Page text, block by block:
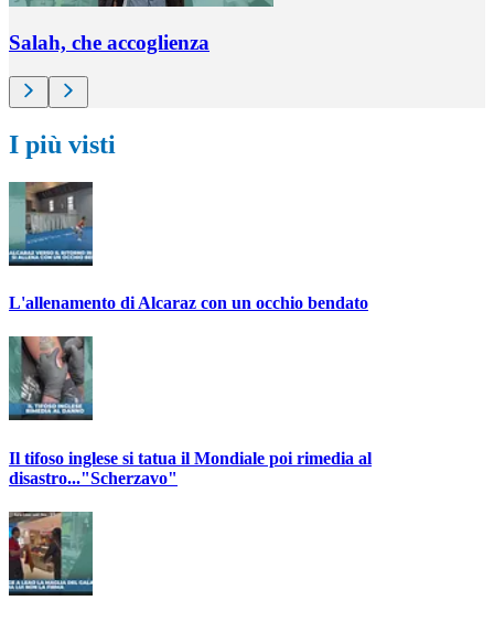
Salah, che accoglienza
I più visti
L'allenamento di Alcaraz con un occhio bendato
Il tifoso inglese si tatua il Mondiale poi rimedia al
disastro..."Scherzavo"